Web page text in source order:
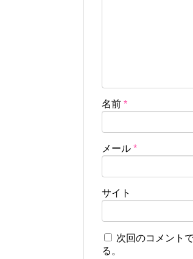
名前 *
メール *
サイト
次回のコメント
る。